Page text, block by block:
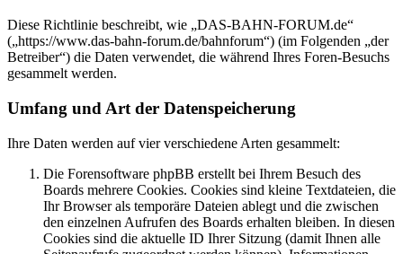
Diese Richtlinie beschreibt, wie „DAS-BAHN-FORUM.de“
(„https://www.das-bahn-forum.de/bahnforum“) (im Folgenden „der
Betreiber“) die Daten verwendet, die während Ihres Foren-Besuchs
gesammelt werden.
Umfang und Art der Datenspeicherung
Ihre Daten werden auf vier verschiedene Arten gesammelt:
Die Forensoftware phpBB erstellt bei Ihrem Besuch des
Boards mehrere Cookies. Cookies sind kleine Textdateien, die
Ihr Browser als temporäre Dateien ablegt und die zwischen
den einzelnen Aufrufen des Boards erhalten bleiben. In diesen
Cookies sind die aktuelle ID Ihrer Sitzung (damit Ihnen alle